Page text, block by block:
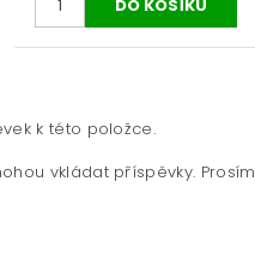
k této položce.
vkládat příspěvky. Prosím